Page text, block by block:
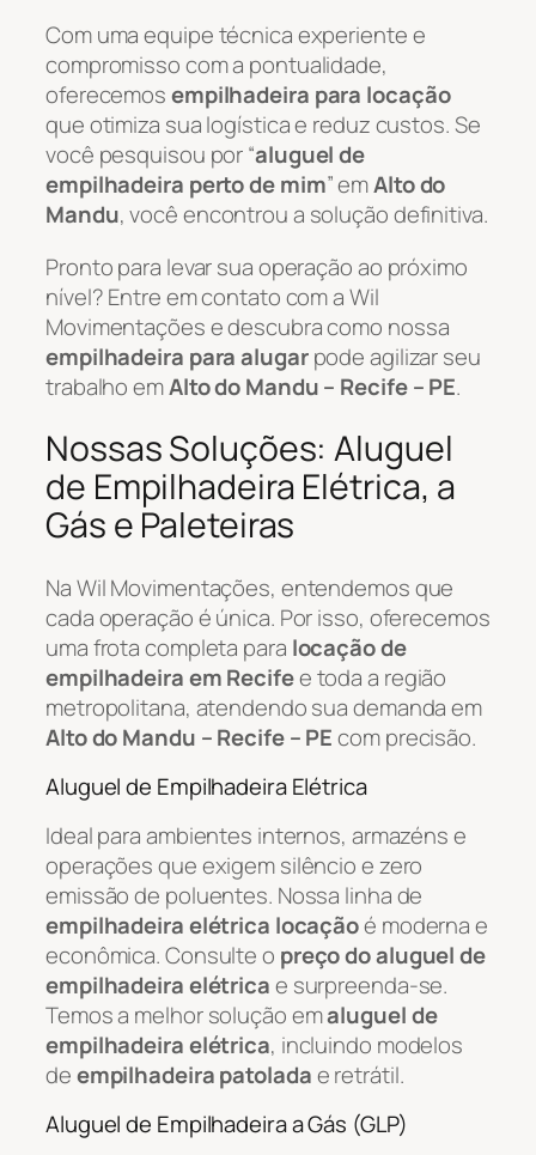
Com uma equipe técnica experiente e
compromisso com a pontualidade,
oferecemosempilhadeira para locação
que otimiza sua logística e reduz custos. Se
você pesquisou por “aluguel de
empilhadeira perto de mim” emAlto do
Mandu, você encontrou a solução definitiva.
Pronto para levar sua operação ao próximo
nível? Entre em contato com a Wil
Movimentações e descubra como nossa
empilhadeira para alugarpode agilizar seu
trabalho emAlto do Mandu – Recife – PE.
Nossas Soluções: Aluguel
de Empilhadeira Elétrica, a
Gás e Paleteiras
Na Wil Movimentações, entendemos que
cada operação é única. Por isso, oferecemos
uma frota completa para locação de
empilhadeira em Recifee toda a região
metropolitana, atendendo sua demanda em
Alto do Mandu – Recife – PEcom precisão.
Aluguel de Empilhadeira Elétrica
Ideal para ambientes internos, armazéns e
operações que exigem silêncio e zero
emissão de poluentes. Nossa linha de
empilhadeira elétrica locaçãoé moderna e
econômica. Consulte o preço do aluguel de
empilhadeira elétricae surpreenda-se.
Temos a melhor solução emaluguel de
empilhadeira elétrica, incluindo modelos
deempilhadeira patoladae retrátil.
Aluguel de Empilhadeira a Gás (GLP)